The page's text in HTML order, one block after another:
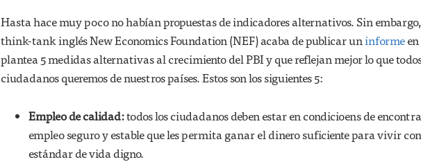
Hasta hace muy poco no habían propuestas de indicadores alternativos. Sin
think-tank inglés New Economics Foundation (NEF) acaba de publicar uninforme
plantea 5 medidas alternativas al crecimiento del PBI y que reflejan mejor lo que
ciudadanos queremos de nuestros países. Estos son los siguientes 5:
Empleo de calidad:todos los ciudadanos deben estar en condicioens de
empleo seguro y estable que les permita ganar el dinero suficiente para vivir
estándar de vida digno.